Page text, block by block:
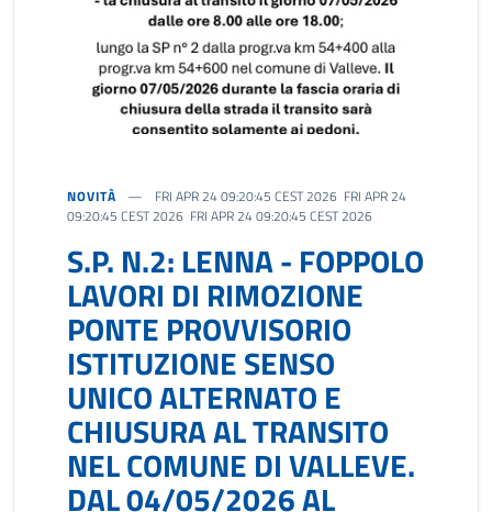
NOVITÀ
FRI APR 24 09:20:45 CEST 2026 FRI APR 24
09:20:45 CEST 2026 FRI APR 24 09:20:45 CEST 2026
S.P. N.2: LENNA - FOPPOLO
LAVORI DI RIMOZIONE
PONTE PROVVISORIO
ISTITUZIONE SENSO
UNICO ALTERNATO E
CHIUSURA AL TRANSITO
NEL COMUNE DI VALLEVE.
DAL 04/05/2026 AL